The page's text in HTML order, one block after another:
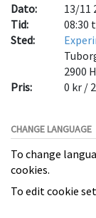
Dato:
13/11
Tid:
08:30
Sted:
2900
Pris:
0 kr /
CHANGE LANGUAGE
To change
cookies.
To edit cookie